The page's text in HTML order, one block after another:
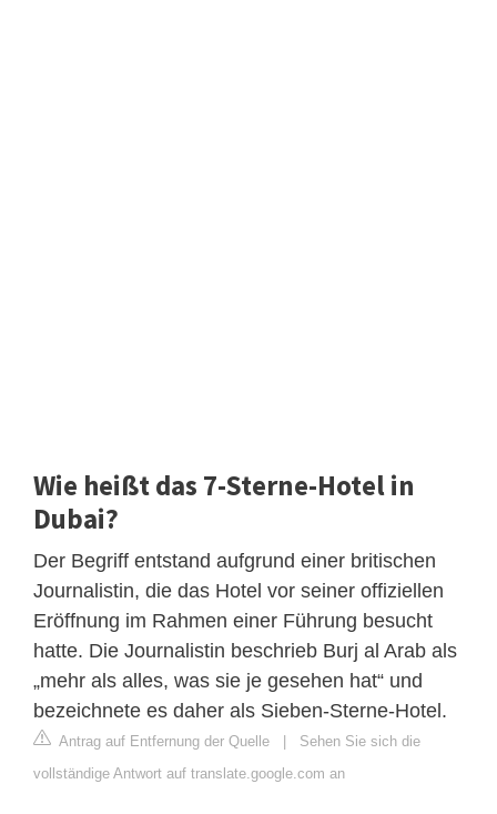
Wie heißt das 7-Sterne-Hotel in
Dubai?
Der Begriff entstand aufgrund einer britischen
Journalistin, die das Hotel vor seiner offiziellen
Eröffnung im Rahmen einer Führung besucht
hatte. Die Journalistin beschrieb Burj al Arab als
„mehr als alles, was sie je gesehen hat“ und
bezeichnete es daher als Sieben-Sterne-Hotel.
Antrag auf Entfernung der Quelle | Sehen Sie sich die
vollständige Antwort auf translate.google.com an